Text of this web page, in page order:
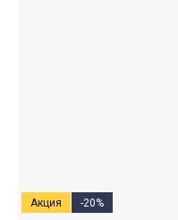
Акция -20%